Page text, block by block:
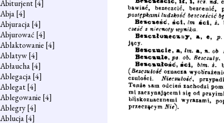
Abiturjent[4]
Abja[4]
Abjuracja[4]
Abjurować [4]
Ablaktowanie [4]
Ablatyw[4]
Abłaucha[4]
Ablegacja[4]
Ablegat[4]
Ablegowanie [4]
Ablegry[4]
Ablucja[4]